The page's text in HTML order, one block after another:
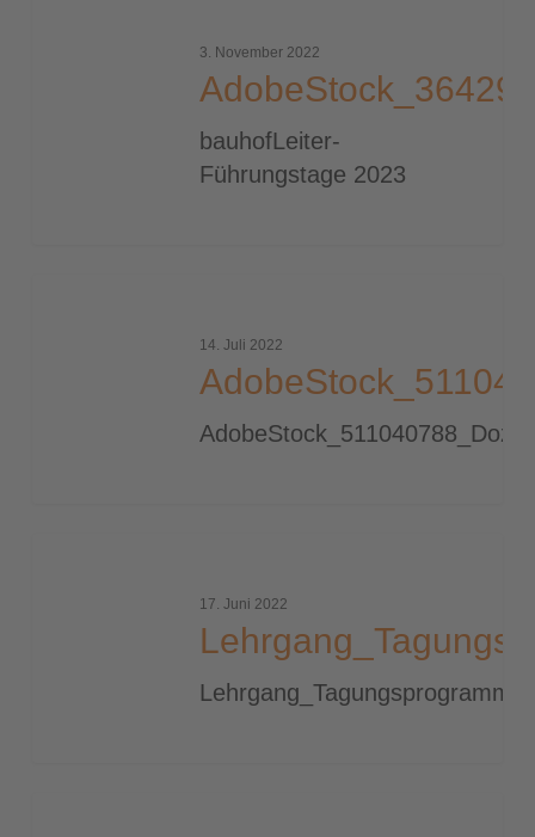
3. November 2022
bauhofLeiter-
Führungstage 2023
14. Juli 2022
17. Juni 2022
Lehrgang_Tagungsprogramm